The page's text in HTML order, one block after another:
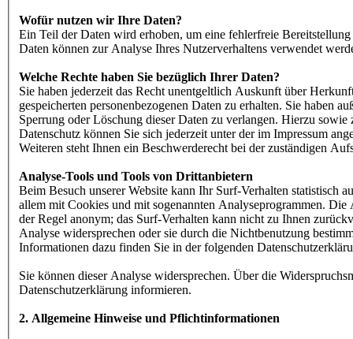
Wofür nutzen wir Ihre Daten?
Ein Teil der Daten wird erhoben, um eine fehlerfreie
Daten können zur Analyse Ihres Nutzerverhaltens verwendet
Welche Rechte haben Sie bezüglich Ihrer Daten?
Sie haben jederzeit das Recht unentgeltlich Auskunft über
gespeicherten personenbezogenen Daten zu erhalten. Sie haben
Sperrung oder Löschung dieser Daten zu verlangen. Hierzu sowie
Datenschutz können Sie sich jederzeit unter der im Impressum
Weiteren steht Ihnen ein Beschwerderecht bei der zuständigen
Analyse-Tools und Tools von Drittanbietern
Beim Besuch unserer Website kann Ihr Surf-Verhalten statistisch
allem mit Cookies und mit sogenannten Analyseprogrammen.
der Regel anonym; das Surf-Verhalten kann nicht zu Ihnen
Analyse widersprechen oder sie durch die Nichtbenutzung
Informationen dazu finden Sie in der folgenden
Sie können dieser Analyse widersprechen. Über die
Datenschutzerklärung informieren.
2. Allgemeine Hinweise und Pflichtinformationen